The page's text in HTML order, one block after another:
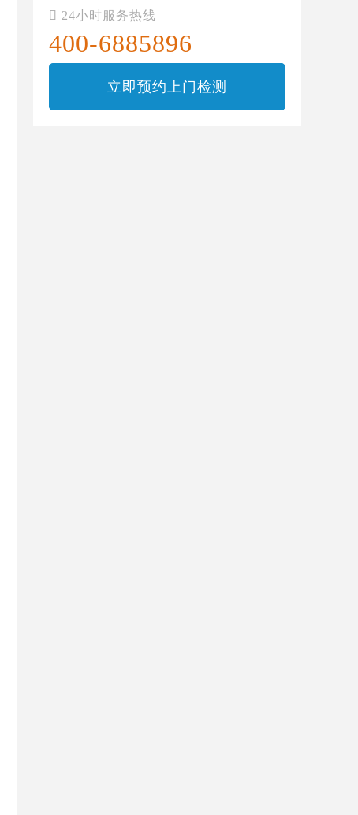
 24小时服务热线
400-6885896
立即预约上门检测